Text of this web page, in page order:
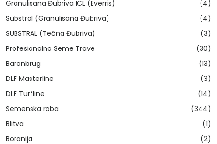
Granulisana Đubriva ICL (Everris)
(4)
Substral (Granulisana Đubriva)
(4)
SUBSTRAL (Tečna Đubriva)
(3)
Profesionalno Seme Trave
(30)
Barenbrug
(13)
DLF Masterline
(3)
DLF Turfline
(14)
Semenska roba
(344)
Blitva
(1)
Boranija
(2)